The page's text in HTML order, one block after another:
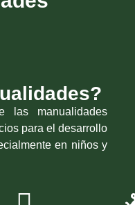
las manualidades
para el desarrollo
en niños y